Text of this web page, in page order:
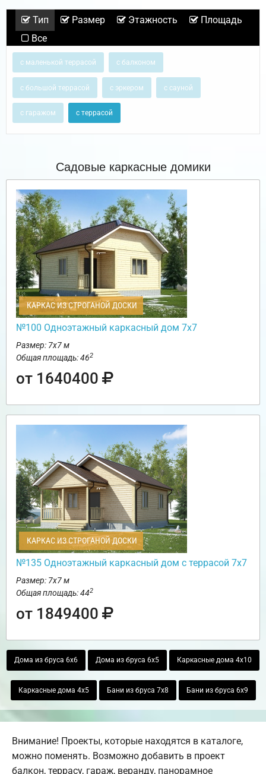
Тип Размер Этажность
Площадь
Все
с маленькой террасой с балконом
с большой террасой с эркером с сауной
с гаражом с террасой
Садовые каркасные домики
КАРКАС ИЗ СТРОГАНОЙ ДОСКИ
№100 Одноэтажный каркасный дом 7х7
Размер: 7х7 м
Общая площадь: 462
от 1640400
КАРКАС ИЗ СТРОГАНОЙ ДОСКИ
№135 Одноэтажный каркасный дом с террасой 7х7
Размер: 7х7 м
Общая площадь: 442
от 1849400
Дома из бруса 6х6 Дома из бруса 6х5 Каркасные дома 4х10
Каркасные дома 4х5 Бани из бруса 7х8 Бани из бруса 6х9
Внимание! Проекты, которые находятся в каталоге,
можно поменять. Возможно добавить в проект
балкон, террасу, гараж, веранду, панорамное